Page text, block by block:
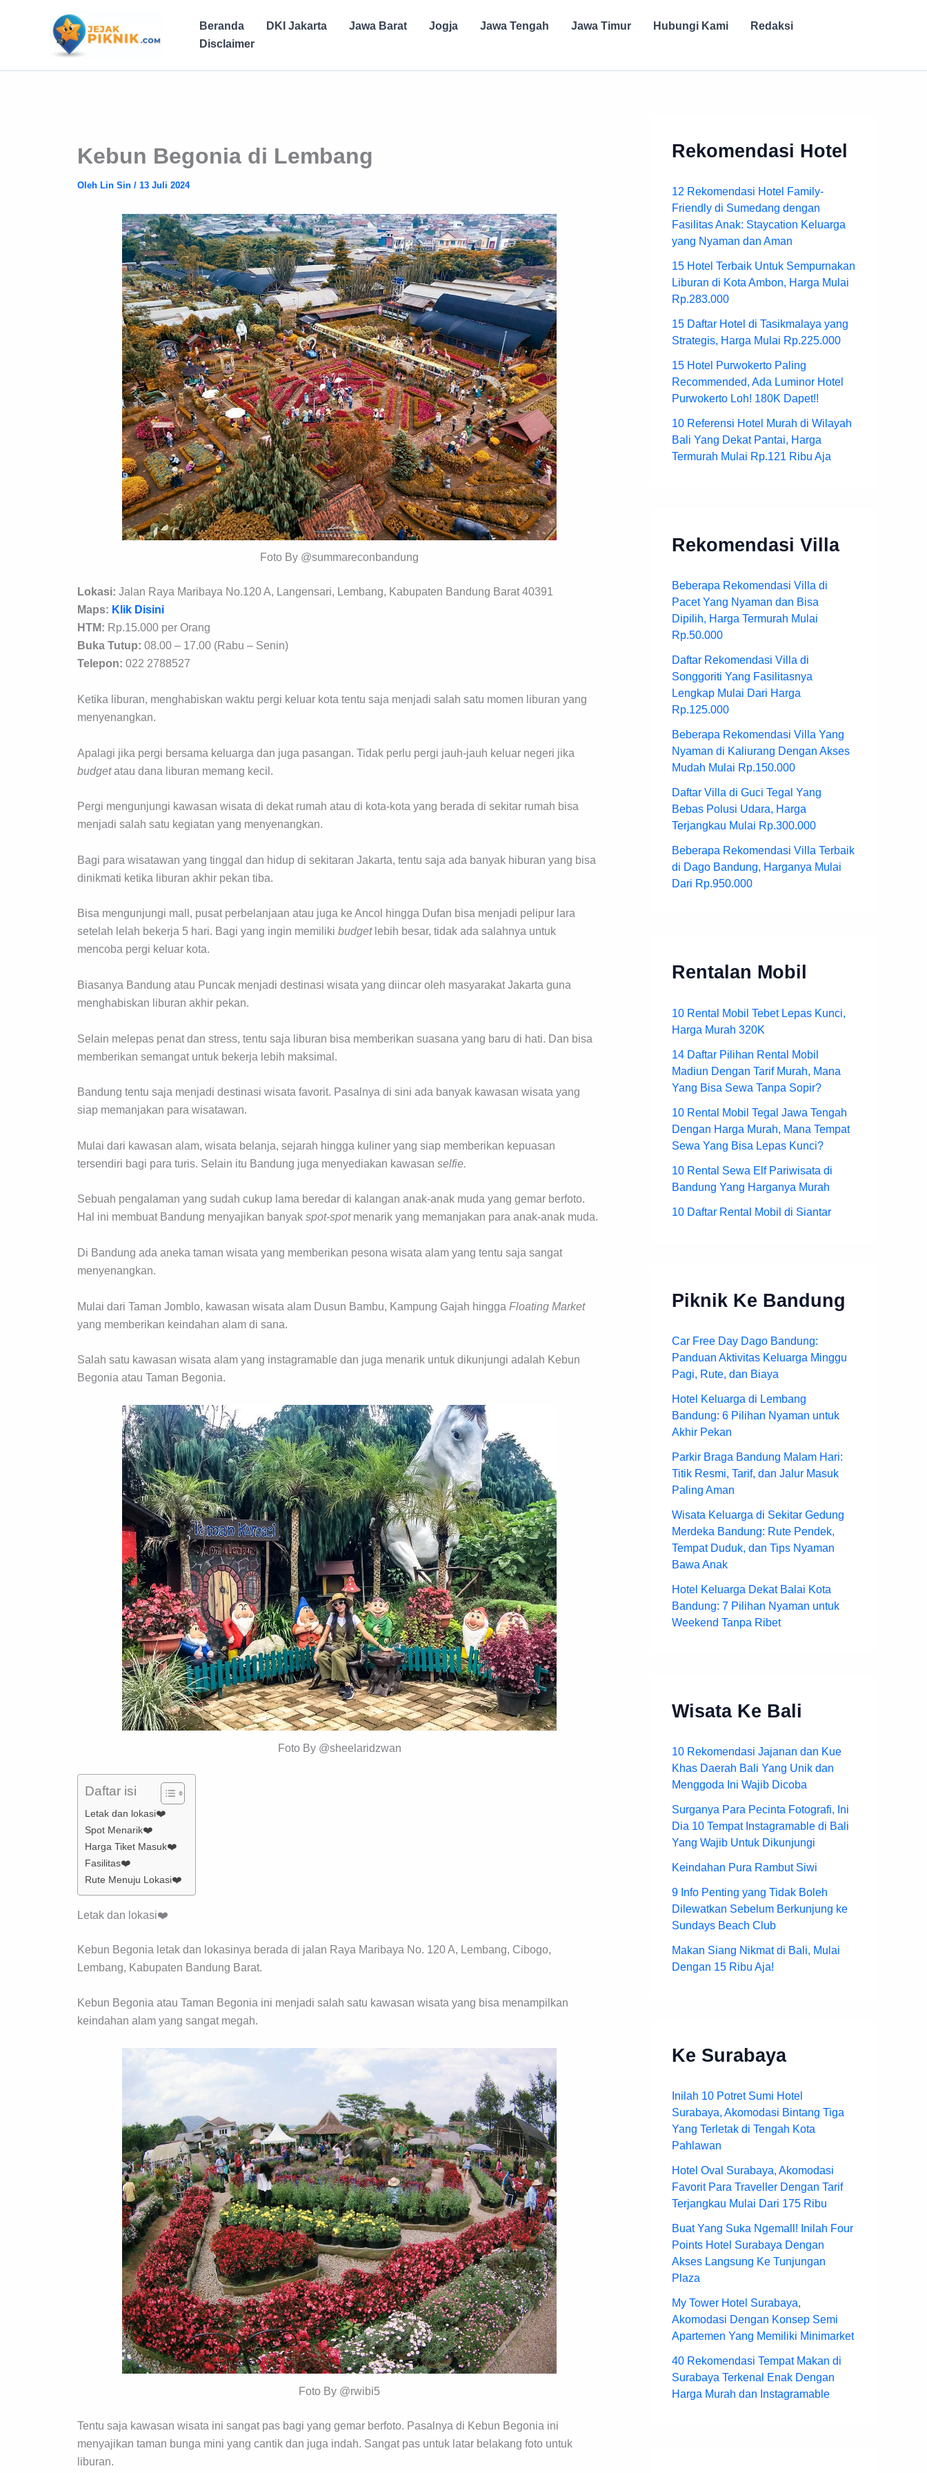
Beranda DKI Jakarta Jawa Barat Jogja Jawa Tengah Jawa Timur Hubungi Kami
Redaksi
Disclaimer
Kebun Begonia di Lembang
Oleh Lin Sin / 13 Juli 2024
Foto By @summareconbandung
Lokasi: Jalan Raya Maribaya No.120 A, Langensari, Lembang, Kabupaten Bandung Barat 40391
Maps: Klik Disini
HTM: Rp.15.000 per Orang
Buka Tutup: 08.00 – 17.00 (Rabu – Senin)
Telepon: 022 2788527
Ketika liburan, menghabiskan waktu pergi keluar kota tentu saja menjadi salah satu momen liburan yang
menyenangkan.
Apalagi jika pergi bersama keluarga dan juga pasangan. Tidak perlu pergi jauh-jauh keluar negeri jika
budgetatau dana liburan memang kecil.
Pergi mengunjungi kawasan wisata di dekat rumah atau di kota-kota yang berada di sekitar rumah bisa
menjadi salah satu kegiatan yang menyenangkan.
Bagi para wisatawan yang tinggal dan hidup di sekitaran Jakarta, tentu saja ada banyak hiburan yang bisa
dinikmati ketika liburan akhir pekan tiba.
Bisa mengunjungi mall, pusat perbelanjaan atau juga ke Ancol hingga Dufan bisa menjadi pelipur lara
setelah lelah bekerja 5 hari. Bagi yang ingin memiliki budgetlebih besar, tidak ada salahnya untuk
mencoba pergi keluar kota.
Biasanya Bandung atau Puncak menjadi destinasi wisata yang diincar oleh masyarakat Jakarta guna
menghabiskan liburan akhir pekan.
Selain melepas penat dan stress, tentu saja liburan bisa memberikan suasana yang baru di hati. Dan bisa
memberikan semangat untuk bekerja lebih maksimal.
Bandung tentu saja menjadi destinasi wisata favorit. Pasalnya di sini ada banyak kawasan wisata yang
siap memanjakan para wisatawan.
Mulai dari kawasan alam, wisata belanja, sejarah hingga kuliner yang siap memberikan kepuasan
tersendiri bagi para turis. Selain itu Bandung juga menyediakan kawasan selfie.
Sebuah pengalaman yang sudah cukup lama beredar di kalangan anak-anak muda yang gemar berfoto.
Hal ini membuat Bandung menyajikan banyak spot-spotmenarik yang memanjakan para anak-anak muda.
Di Bandung ada aneka taman wisata yang memberikan pesona wisata alam yang tentu saja sangat
menyenangkan.
Mulai dari Taman Jomblo, kawasan wisata alam Dusun Bambu, Kampung Gajah hingga Floating Market
yang memberikan keindahan alam di sana.
Salah satu kawasan wisata alam yang instagramable dan juga menarik untuk dikunjungi adalah Kebun
Begonia atau Taman Begonia.
Foto By @sheelaridzwan
Daftar isi
Letak dan lokasi❤️
Spot Menarik❤️
Harga Tiket Masuk❤️
Fasilitas❤️
Rute Menuju Lokasi❤️
Letak dan lokasi❤️
Kebun Begonia letak dan lokasinya berada di jalan Raya Maribaya No. 120 A, Lembang, Cibogo,
Lembang, Kabupaten Bandung Barat.
Kebun Begonia atau Taman Begonia ini menjadi salah satu kawasan wisata yang bisa menampilkan
keindahan alam yang sangat megah.
Foto By @rwibi5
Tentu saja kawasan wisata ini sangat pas bagi yang gemar berfoto. Pasalnya di Kebun Begonia ini
menyajikan taman bunga mini yang cantik dan juga indah. Sangat pas untuk latar belakang foto untuk
liburan.
Rekomendasi Hotel
12 Rekomendasi Hotel Family-
Friendly di Sumedang dengan
Fasilitas Anak: Staycation Keluarga
yang Nyaman dan Aman
15 Hotel Terbaik Untuk Sempurnakan
Liburan di Kota Ambon, Harga Mulai
Rp.283.000
15 Daftar Hotel di Tasikmalaya yang
Strategis, Harga Mulai Rp.225.000
15 Hotel Purwokerto Paling
Recommended, Ada Luminor Hotel
Purwokerto Loh! 180K Dapet!!
10 Referensi Hotel Murah di Wilayah
Bali Yang Dekat Pantai, Harga
Termurah Mulai Rp.121 Ribu Aja
Rekomendasi Villa
Beberapa Rekomendasi Villa di
Pacet Yang Nyaman dan Bisa
Dipilih, Harga Termurah Mulai
Rp.50.000
Daftar Rekomendasi Villa di
Songgoriti Yang Fasilitasnya
Lengkap Mulai Dari Harga
Rp.125.000
Beberapa Rekomendasi Villa Yang
Nyaman di Kaliurang Dengan Akses
Mudah Mulai Rp.150.000
Daftar Villa di Guci Tegal Yang
Bebas Polusi Udara, Harga
Terjangkau Mulai Rp.300.000
Beberapa Rekomendasi Villa Terbaik
di Dago Bandung, Harganya Mulai
Dari Rp.950.000
Rentalan Mobil
10 Rental Mobil Tebet Lepas Kunci,
Harga Murah 320K
14 Daftar Pilihan Rental Mobil
Madiun Dengan Tarif Murah, Mana
Yang Bisa Sewa Tanpa Sopir?
10 Rental Mobil Tegal Jawa Tengah
Dengan Harga Murah, Mana Tempat
Sewa Yang Bisa Lepas Kunci?
10 Rental Sewa Elf Pariwisata di
Bandung Yang Harganya Murah
10 Daftar Rental Mobil di Siantar
Piknik Ke Bandung
Car Free Day Dago Bandung:
Panduan Aktivitas Keluarga Minggu
Pagi, Rute, dan Biaya
Hotel Keluarga di Lembang
Bandung: 6 Pilihan Nyaman untuk
Akhir Pekan
Parkir Braga Bandung Malam Hari:
Titik Resmi, Tarif, dan Jalur Masuk
Paling Aman
Wisata Keluarga di Sekitar Gedung
Merdeka Bandung: Rute Pendek,
Tempat Duduk, dan Tips Nyaman
Bawa Anak
Hotel Keluarga Dekat Balai Kota
Bandung: 7 Pilihan Nyaman untuk
Weekend Tanpa Ribet
Wisata Ke Bali
10 Rekomendasi Jajanan dan Kue
Khas Daerah Bali Yang Unik dan
Menggoda Ini Wajib Dicoba
Surganya Para Pecinta Fotografi, Ini
Dia 10 Tempat Instagramable di Bali
Yang Wajib Untuk Dikunjungi
Keindahan Pura Rambut Siwi
9 Info Penting yang Tidak Boleh
Dilewatkan Sebelum Berkunjung ke
Sundays Beach Club
Makan Siang Nikmat di Bali, Mulai
Dengan 15 Ribu Aja!
Ke Surabaya
Inilah 10 Potret Sumi Hotel
Surabaya, Akomodasi Bintang Tiga
Yang Terletak di Tengah Kota
Pahlawan
Hotel Oval Surabaya, Akomodasi
Favorit Para Traveller Dengan Tarif
Terjangkau Mulai Dari 175 Ribu
Buat Yang Suka Ngemall! Inilah Four
Points Hotel Surabaya Dengan
Akses Langsung Ke Tunjungan
Plaza
My Tower Hotel Surabaya,
Akomodasi Dengan Konsep Semi
Apartemen Yang Memiliki Minimarket
40 Rekomendasi Tempat Makan di
Surabaya Terkenal Enak Dengan
Harga Murah dan Instagramable